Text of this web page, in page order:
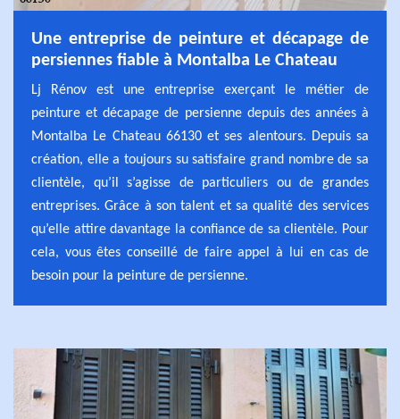
Une entreprise de peinture et décapage de
persiennes fiable à Montalba Le Chateau
Lj Rénov est une entreprise exerçant le métier de
peinture et décapage de persienne depuis des années à
Montalba Le Chateau 66130 et ses alentours. Depuis sa
création, elle a toujours su satisfaire grand nombre de sa
clientèle, qu’il s’agisse de particuliers ou de grandes
entreprises. Grâce à son talent et sa qualité des services
qu’elle attire davantage la confiance de sa clientèle. Pour
cela, vous êtes conseillé de faire appel à lui en cas de
besoin pour la peinture de persienne.